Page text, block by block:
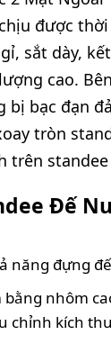
được
sắt dày,
cao.
bị bạc đạn
tròn
trên
Đế
năng đựng
nhôm
chỉnh kích